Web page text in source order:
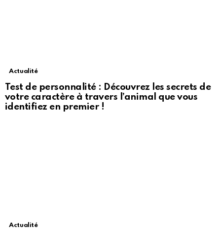
Actualité
Test de personnalité : Découvrez les secrets de
votre caractère à travers l’animal que vous
identifiez en premier !
Actualité